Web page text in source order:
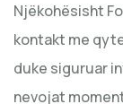
Njëkohësisht
kontakt me
duke siguruar
nevojat